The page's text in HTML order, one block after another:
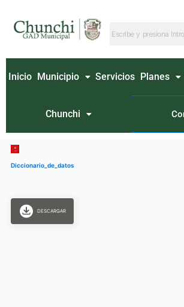
contenido
Inicio Municipio Servicios Planes
Chunchi
Diccionario_de_datos
DESCARGAR